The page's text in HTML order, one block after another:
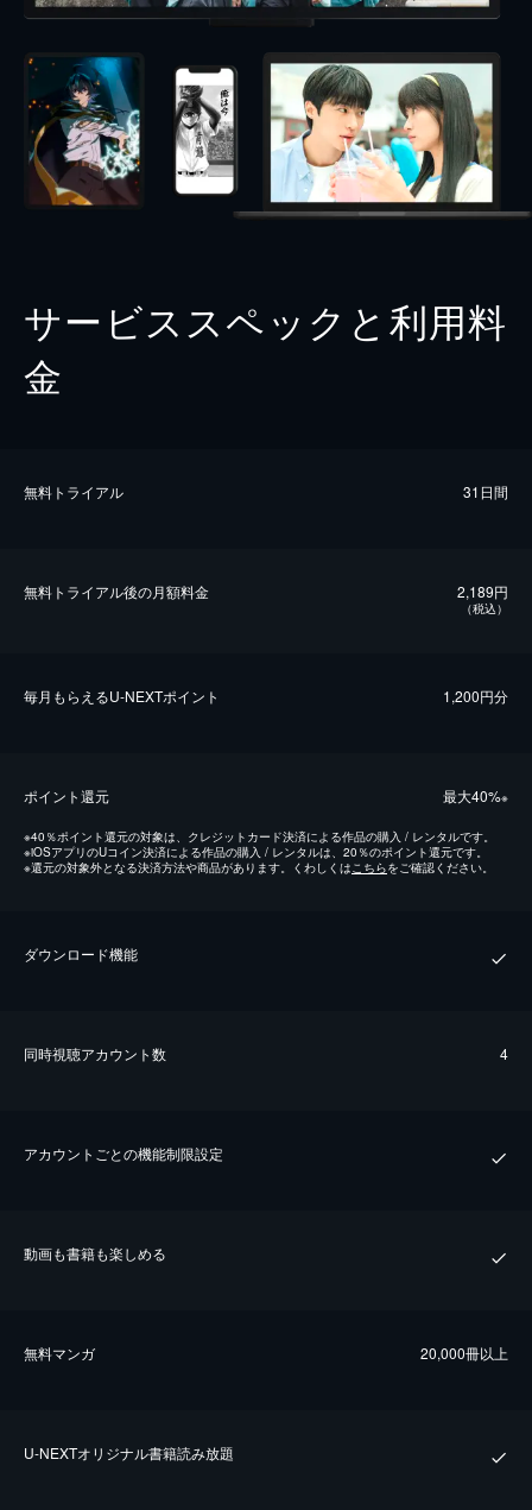
サービススペックと利用料
金
無料トライアル 31日間
無料トライアル後の⽉額料金 2,189円
（税込）
毎⽉もらえるU-NEXTポイント 1,200円分
ポイント還元 最⼤40%※
※40％ポイント還元の対象は、クレジットカード決済による作品の購入 / レンタルです。
※iOSアプリのUコイン決済による作品の購入 / レンタルは、20％のポイント還元です。
※還元の対象外となる決済方法や商品があります。くわしくはこちらをご確認ください。
ダウンロード機能
同時視聴アカウント数 4
アカウントごとの機能制限設定
動画も書籍も楽しめる
無料マンガ 20,000冊以上
U-NEXTオリジナル書籍読み放題